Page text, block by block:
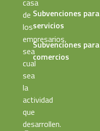
casa
de
los
empresarios,
sea
cual
sea
la
actividad
que
desarrollen.
Subvenciones para
servicios
Subvenciones para
comercios